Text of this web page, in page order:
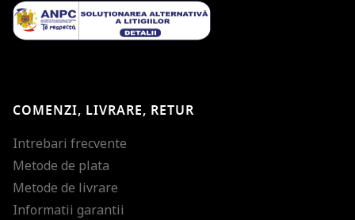
COMENZI, LIVRARE, RETUR
Intrebari frecvente
Metode de plata
Metode de livrare
Informatii garantii